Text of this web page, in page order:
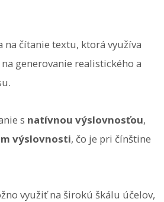
na čítanie textu, ktorá využíva
na generovanie realistického a
s natívnou výslovnosťou,
výslovnosti, čo je pri čínštine
využiť na širokú škálu účelov,